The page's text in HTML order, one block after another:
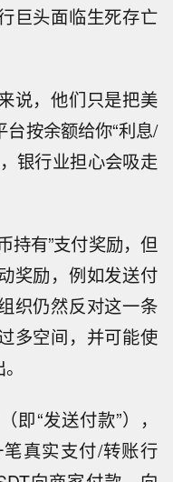
巨头面临生死存亡
说，他们只是把美
按余额给你“利息/
银行业担心会吸走
持有”支付奖励，但
奖励，例如发送付
织仍然反对这一条
多空间，并可能使
即“发送付款”），
真实支付/转账行